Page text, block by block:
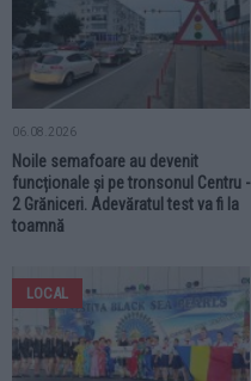
06.08.2026
Noile semafoare au devenit
funcționale și pe tronsonul Centru -
2 Grăniceri. Adevăratul test va fi la
toamnă
LOCAL